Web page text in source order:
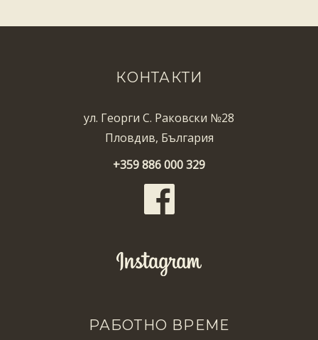
КОНТАКТИ
ул. Георги С. Раковски №28
Пловдив, България
+359 886 000 329
РАБОТНО ВРЕМЕ